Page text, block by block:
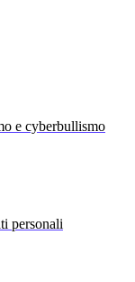
e cyberbullismo
personali